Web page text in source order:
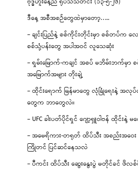
ဒီနေ့ အစီအစဉ်တွေထဲမှာတော့…..
– ချင်းပြည်နဲ့ စစ်ကိုင်းတိုင်းမှာ စစ်တပ်က လ
စစ်သုံ့ပန်းတွေ အပါအဝင် လူသေဆုံး
– ရှမ်းမြောက်-ကချင် အစပ် မဘိမ်းဘက်မှာ
အမြောက်အများ တိုးချဲ့
– ထိုင်းရောက် မြန်မာတွေ လုံခြုံရေးနဲ့
တွေက ဘာတွေလဲ။
– UFC ခါးပတ်ပိုင်ရှင် ဂျော့ရှူဝါဗန် ထိုင်းနဲ့
– အမေရိကား-တရုတ် ထိပ်သီး အစည်းအဝေ
ကြိုတင် ပြင်ဆင်နေသလဲ
– ပီကင်း ထိပ်သီး ဆွေးနွေးပွဲ မတိုင်ခင် ဖိလ